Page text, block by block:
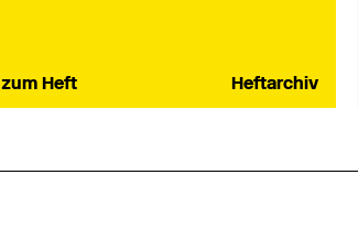
zum Heft Heftarchiv